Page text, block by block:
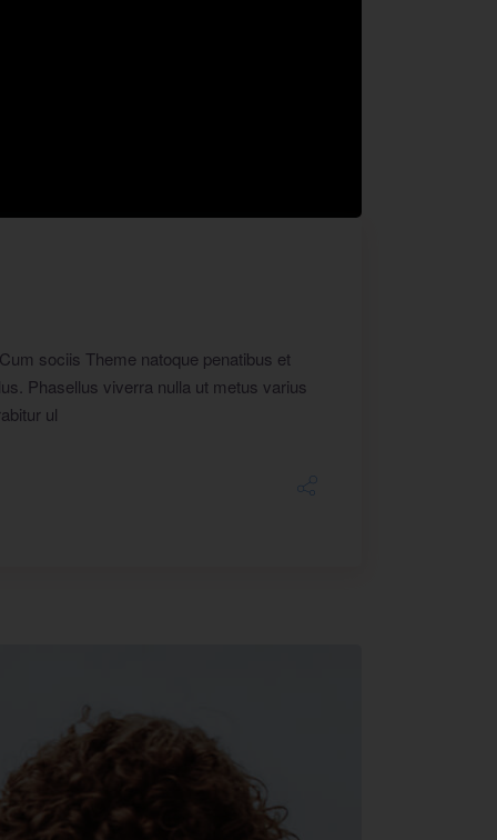
sociis Theme natoque penatibus et
Phasellus viverra nulla ut metus varius
ul